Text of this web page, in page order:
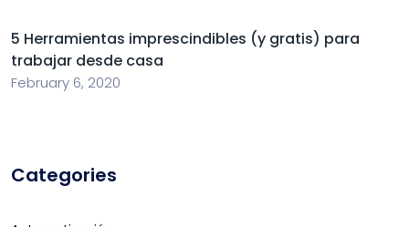
5 Herramientas imprescindibles (y gratis) para
trabajar desde casa
February 6, 2020
Categories